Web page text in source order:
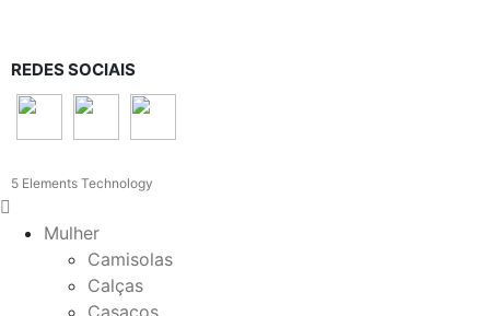
REDES SOCIAIS
5 Elements Technology
Mulher
Camisolas
Calças